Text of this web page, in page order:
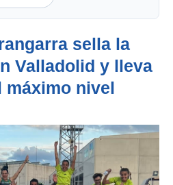
sella la
Valladolid y lleva
máximo nivel